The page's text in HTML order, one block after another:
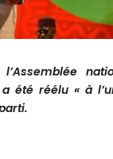
été réélu « à